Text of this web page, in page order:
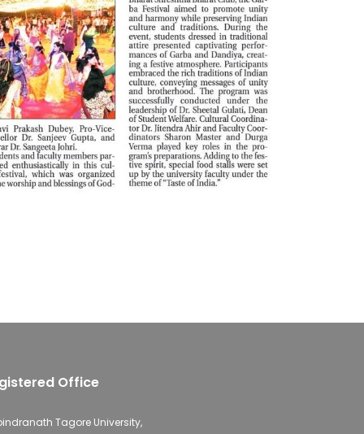
Office
Tagore University,